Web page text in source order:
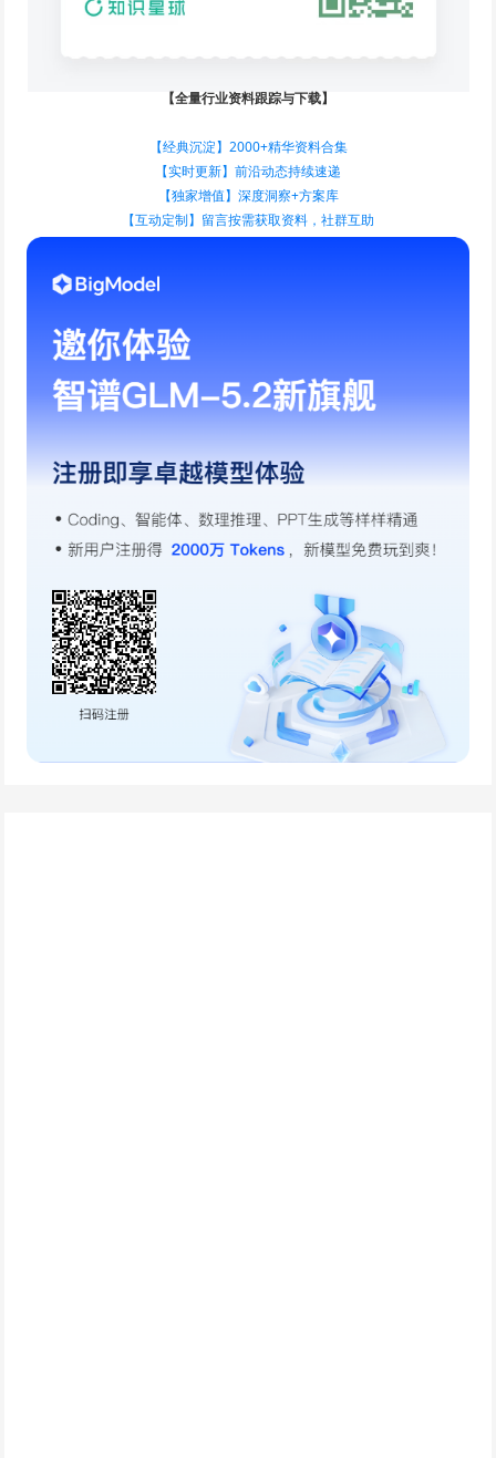
【全量行业资料跟踪与下载】
【经典沉淀】2000+精华资料合集
【实时更新】前沿动态持续速递
【独家增值】深度洞察+方案库
【互动定制】留言按需获取资料，社群互助